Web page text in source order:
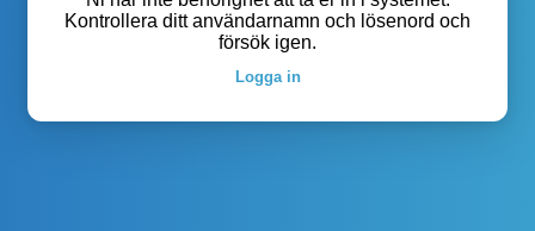
Kontrollera ditt användarnamn och lösenord och
försök igen.
Logga in